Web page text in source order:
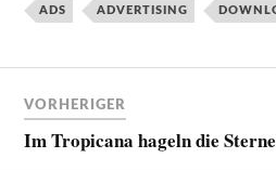
ADS ADVERTISING
VORHERIGER
Im Tropicana hageln die Sterne